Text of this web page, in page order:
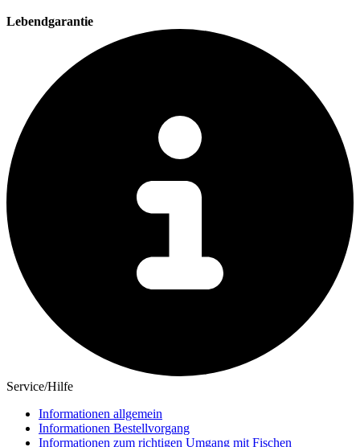
Lebendgarantie
Service/Hilfe
Informationen allgemein
Informationen Bestellvorgang
Informationen zum richtigen Umgang mit Fischen